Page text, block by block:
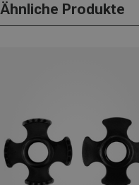
Ähnliche Produkte